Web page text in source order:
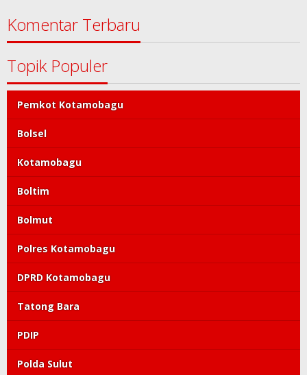
Komentar Terbaru
Topik Populer
Pemkot Kotamobagu
Bolsel
Kotamobagu
Boltim
Bolmut
Polres Kotamobagu
DPRD Kotamobagu
Tatong Bara
PDIP
Polda Sulut